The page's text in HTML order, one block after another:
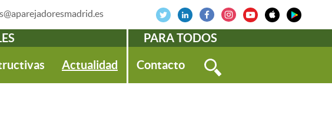
Actualidad
PARA TODOS
Contacto